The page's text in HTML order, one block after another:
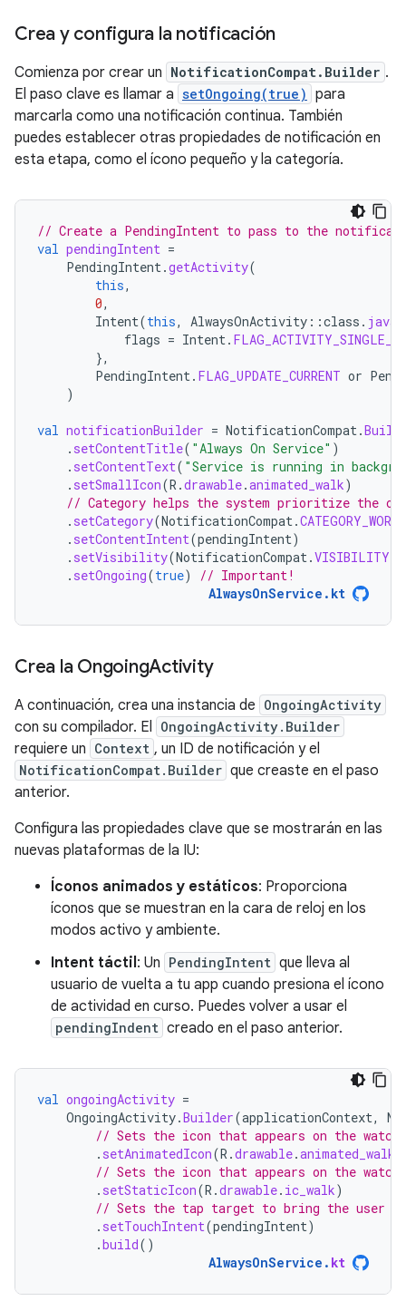
Crea y configura la notificación
Comienza por crear un NotificationCompat.Builder .
El paso clave es llamar a setOngoing(true) para
marcarla como una notificación continua. También
puedes establecer otras propiedades de notificación en
esta etapa, como el ícono pequeño y la categoría.
// Create a PendingIntent to pass to the
val pendingIntent =
PendingIntent.getActivity(
this,
0,
Intent(this, AlwaysOnActivity ::class . java
flags = Intent.
},
PendingIntent. FLAG_UPDATE_CURRENT or
)
val notificationBuilder = NotificationCompat.
. setContentTitle( "Always On Service" )
. setContentText( "Service is running in
. setSmallIcon(R .drawable.animated_walk)
// Category helps the system prioritize the
. setCategory(NotificationCompat.
. setContentIntent(pendingIntent)
. setVisibility(NotificationCompat.
. setOngoing(true)
// Important!
AlwaysOnService.kt
Crea la OngoingActivity
A continuación, crea una instancia de OngoingActivity
con su compilador. El OngoingActivity.Builder
requiere un Context , un ID de notificación y el
NotificationCompat.Builder que creaste en el paso
anterior.
Configura las propiedades clave que se mostrarán en las
nuevas plataformas de la IU:
Íconos animados y estáticos: Proporciona
íconos que se muestran en la cara de reloj en los
modos activo y ambiente.
Intent táctil: Un PendingIntent que lleva al
usuario de vuelta a tu app cuando presiona el ícono
de actividad en curso. Puedes volver a usar el
pendingIndent creado en el paso anterior.
val ongoingActivity =
OngoingActivity.Builder(applicationContext,
// Sets the icon that appears on the
. setAnimatedIcon(R .drawable.animated_walk
// Sets the icon that appears on the watch
. setStaticIcon(R .drawable. ic_walk)
// Sets the tap target to bring the user
. setTouchIntent(pendingIntent)
.build()
AlwaysOnService . kt